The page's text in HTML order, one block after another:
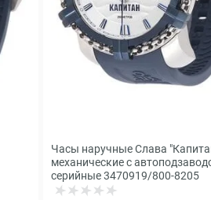
Часы наручные Слава
механические с
серийные 3470919/800-8205